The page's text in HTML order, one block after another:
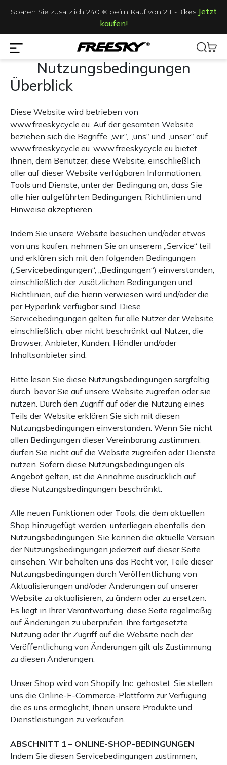
Sparen Sie zusätzlich 240 € beim Kauf von 2 E-Bikes Jetzt
kaufen!
Nutzungsbedingungen
Überblick
Diese Website wird betrieben von
www.freeskycycle.eu. Auf der gesamten Website
beziehen sich die Begriffe „wir“, „uns“ und „unser“ auf
www.freeskycycle.eu. www.freeskycycle.eu bietet
Ihnen, dem Benutzer, diese Website, einschließlich
aller auf dieser Website verfügbaren Informationen,
Tools und Dienste, unter der Bedingung an, dass Sie
alle hier aufgeführten Bedingungen, Richtlinien und
Hinweise akzeptieren.
Indem Sie unsere Website besuchen und/oder etwas
von uns kaufen, nehmen Sie an unserem „Service“ teil
und erklären sich mit den folgenden Bedingungen
(„Servicebedingungen“, „Bedingungen“) einverstanden,
einschließlich der zusätzlichen Bedingungen und
Richtlinien, auf die hierin verwiesen wird und/oder die
per Hyperlink verfügbar sind. Diese
Servicebedingungen gelten für alle Nutzer der Website,
einschließlich, aber nicht beschränkt auf Nutzer, die
Browser, Anbieter, Kunden, Händler und/oder
Inhaltsanbieter sind.
Bitte lesen Sie diese Nutzungsbedingungen sorgfältig
durch, bevor Sie auf unsere Website zugreifen oder sie
nutzen. Durch den Zugriff auf oder die Nutzung eines
Teils der Website erklären Sie sich mit diesen
Nutzungsbedingungen einverstanden. Wenn Sie nicht
allen Bedingungen dieser Vereinbarung zustimmen,
dürfen Sie nicht auf die Website zugreifen oder Dienste
nutzen. Sofern diese Nutzungsbedingungen als
Angebot gelten, ist die Annahme ausdrücklich auf
diese Nutzungsbedingungen beschränkt.
Alle neuen Funktionen oder Tools, die dem aktuellen
Shop hinzugefügt werden, unterliegen ebenfalls den
Nutzungsbedingungen. Sie können die aktuelle Version
der Nutzungsbedingungen jederzeit auf dieser Seite
einsehen. Wir behalten uns das Recht vor, Teile dieser
Nutzungsbedingungen durch Veröffentlichung von
Aktualisierungen und/oder Änderungen auf unserer
Website zu aktualisieren, zu ändern oder zu ersetzen.
Es liegt in Ihrer Verantwortung, diese Seite regelmäßig
auf Änderungen zu überprüfen. Ihre fortgesetzte
Nutzung oder Ihr Zugriff auf die Website nach der
Veröffentlichung von Änderungen gilt als Zustimmung
zu diesen Änderungen.
Unser Shop wird von Shopify Inc. gehostet. Sie stellen
uns die Online-E-Commerce-Plattform zur Verfügung,
die es uns ermöglicht, Ihnen unsere Produkte und
Dienstleistungen zu verkaufen.
ABSCHNITT 1 – ONLINE-SHOP-BEDINGUNGEN
Indem Sie diesen Servicebedingungen zustimmen,